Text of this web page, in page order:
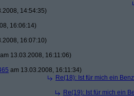
14:54:35)
16:06:14)
16:07:10)
am 13.03.2008, 16:11:06)
am 13.03.2008, 16:11:34)
Re(18): Ist für mich ein
Re(19): Ist für mich ein